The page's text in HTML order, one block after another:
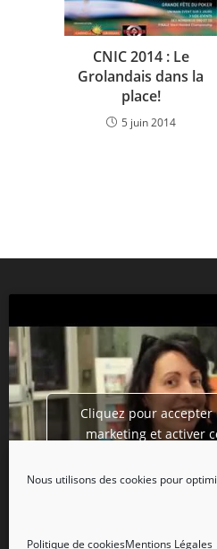
Nous utilisons des cookies pour
Politique de cookiesMentions Légales
CNIC 2014 : Le
Grolandais dans la
place!
5 juin 2014
Cliquez pour accepter
marketing et activer